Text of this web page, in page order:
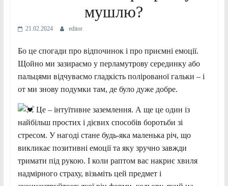
мушлю?
21.02.2024 editor
Бо це спогади про відпочинок і про приємні емоції.
Щойно ми зазираємо у перламутрову серединку або
пальцями відчуваємо гладкість полірованої гальки – і
от ми знову подумки там, де було дуже добре.
Це – інтуїтивне заземлення. А ще це один із
найбільш простих і дієвих способів боротьби зі
стресом. У нагоді стане будь-яка маленька річ, що
викликає позитивні емоції та яку зручно завжди
тримати під рукою. І коли раптом вас накриє хвиля
надмірного страху, візьміть цей предмет і